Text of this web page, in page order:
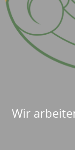
Wir